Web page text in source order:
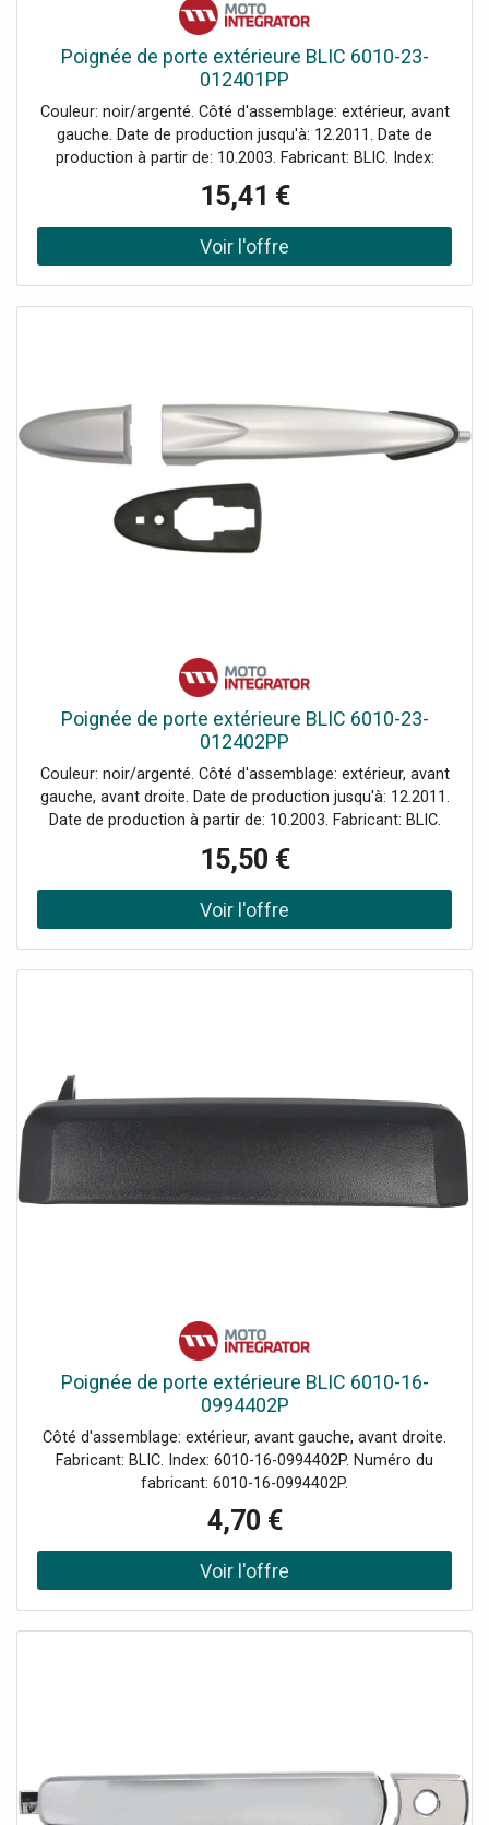
Poignée de porte extérieure BLIC 6010-23-
012401PP
Couleur: noir/argenté. Côté d'assemblage: extérieur, avant
gauche. Date de production jusqu'à: 12.2011. Date de
production à partir de: 10.2003. Fabricant: BLIC. Index:
6010-23-012401PP. Numéro du fabricant: 6010-23-
012401PP.
15,41 €
Poignée de porte extérieure BLIC 6010-23-
012402PP
Couleur: noir/argenté. Côté d'assemblage: extérieur, avant
gauche, avant droite. Date de production jusqu'à: 12.2011.
Date de production à partir de: 10.2003. Fabricant: BLIC.
012402PP.
15,50 €
Poignée de porte extérieure BLIC 6010-16-
0994402P
Côté d'assemblage: extérieur, avant gauche, avant droite.
Fabricant: BLIC. Index: 6010-16-0994402P. Numéro du
fabricant: 6010-16-0994402P.
4,70 €